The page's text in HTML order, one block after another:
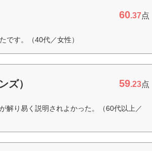
60.37点
です。（40代／女性）
ズ） 59.23点
解り易く説明されよかった。（60代以上／